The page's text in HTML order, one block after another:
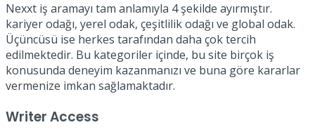
Nexxt iş aramayı tam anlamıyla 4 şekilde ayırmıştır.
kariyer odağı, yerel odak, çeşitlilik odağı ve global odak.
Üçüncüsü ise herkes tarafından daha çok tercih
edilmektedir. Bu kategoriler içinde, bu site birçok iş
konusunda deneyim kazanmanızı ve buna göre kararlar
vermenize imkan sağlamaktadır.
Writer Access